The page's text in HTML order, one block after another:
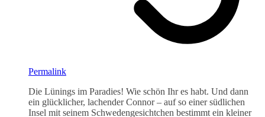
Permalink
Die Lünings im Paradies! Wie schön Ihr es habt. Und dann
ein glücklicher, lachender Connor – auf so einer südlichen
Insel mit seinem Schwedengesichtchen bestimmt ein kleiner